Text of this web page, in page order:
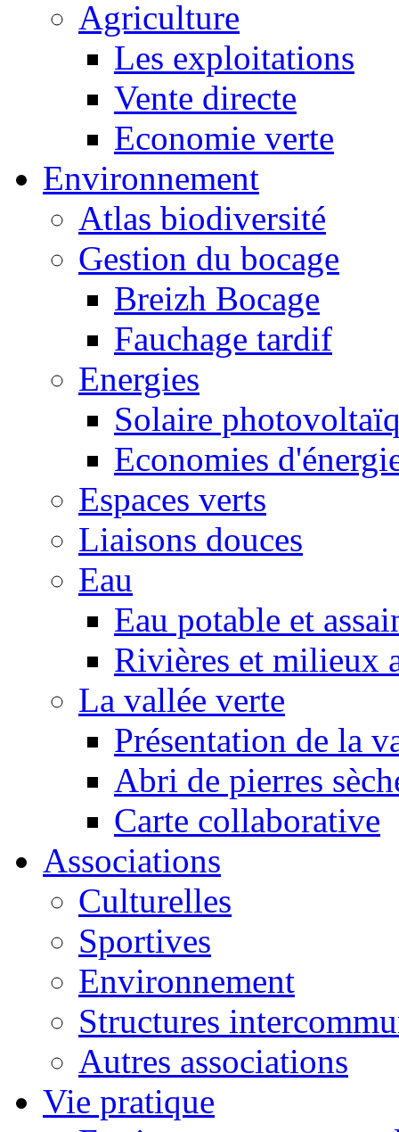
Agriculture
Les exploitations
Vente directe
Economie verte
Environnement
Atlas biodiversité
Gestion du bocage
Breizh Bocage
Fauchage tardif
Energies
Solaire
Economies
Espaces verts
Liaisons douces
Eau
Eau potable et
Rivières et milieux
La vallée verte
Présentation de la
Abri de pierres
Carte collaborative
Associations
Culturelles
Sportives
Environnement
Structures
Autres associations
Vie pratique